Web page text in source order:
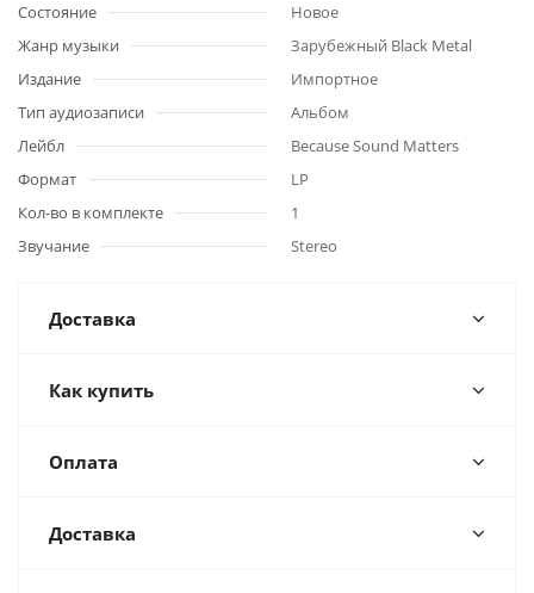
Состояние
Новое
Жанр музыки
Зарубежный Black Metal
Издание
Импортное
Тип аудиозаписи
Альбом
Лейбл
Because Sound Matters
Формат
LP
Кол-во в комплекте
1
Звучание
Stereo
Доставка
Как купить
Оплата
Доставка